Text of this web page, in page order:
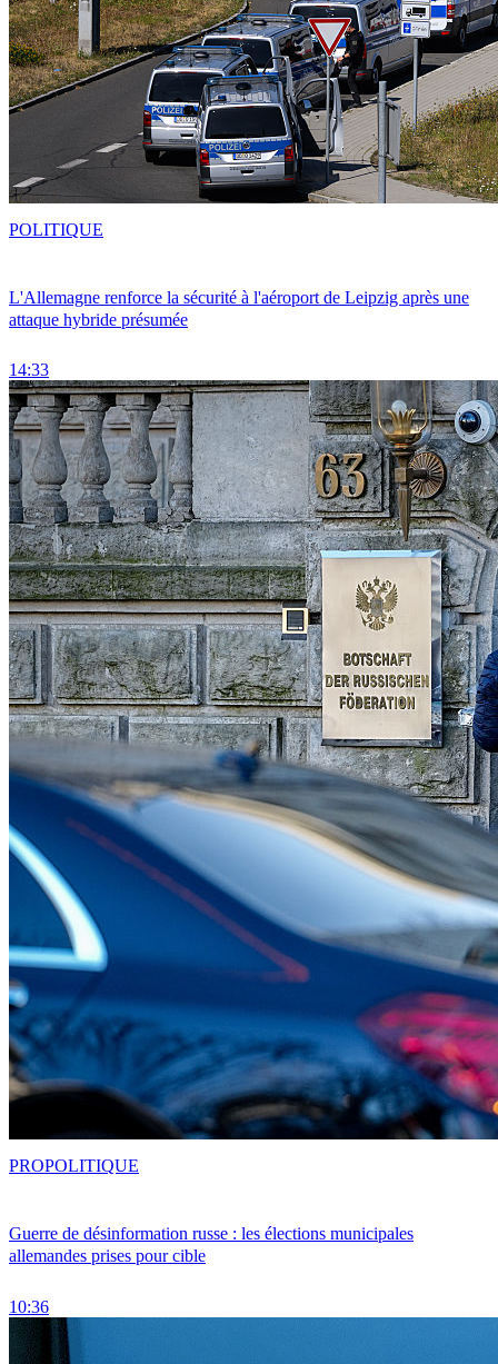
L'Allemagne renforce la sécurité à l'aéroport de Leipzig après une
attaque hybride présumée
14:33
POLITIQUE
Guerre de désinformation russe : les élections municipales
allemandes prises pour cible
10:36
PROPOLITIQUE